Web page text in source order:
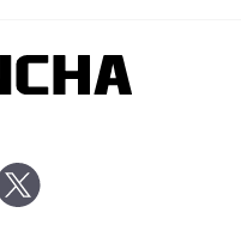
nueva pestaña
en nueva pestaña